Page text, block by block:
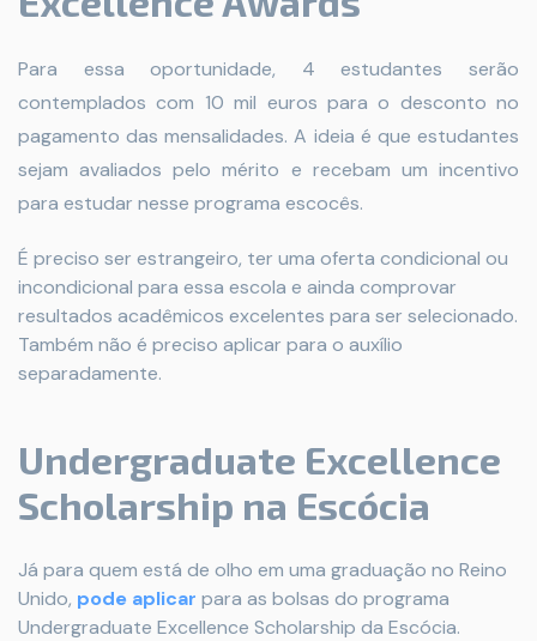
Para essa oportunidade, 4 estudantes serão
contemplados com 10 mil euros para o desconto no
pagamento das mensalidades. A ideia é que estudantes
sejam avaliados pelo mérito e recebam um incentivo
para estudar nesse programa escocês.
É preciso ser estrangeiro, ter uma oferta condicional ou
incondicional para essa escola e ainda comprovar
resultados acadêmicos excelentes para ser selecionado.
Também não é preciso aplicar para o auxílio
separadamente.
Undergraduate Excellence
Scholarship na Escócia
Já para quem está de olho em uma graduação no Reino
Unido, pode aplicar para as bolsas do programa
Undergraduate Excellence Scholarship da Escócia.